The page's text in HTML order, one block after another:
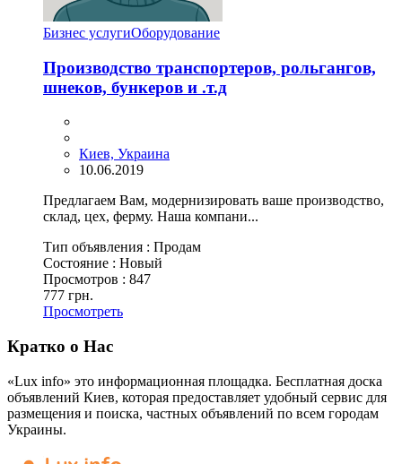
Бизнес услугиОборудование
Производство транспортеров, рольгангов,
шнеков, бункеров и .т.д
Киев, Украина
10.06.2019
Предлагаем Вам, модернизировать ваше производство,
склад, цех, ферму. Наша компани...
Тип объявления : Продам
Состояние : Новый
Просмотров : 847
777 грн.
Просмотреть
Кратко о Нас
«Lux info» это информационная площадка. Бесплатная доска
объявлений Киев, которая предоставляет удобный сервис для
размещения и поиска, частных объявлений по всем городам
Украины.